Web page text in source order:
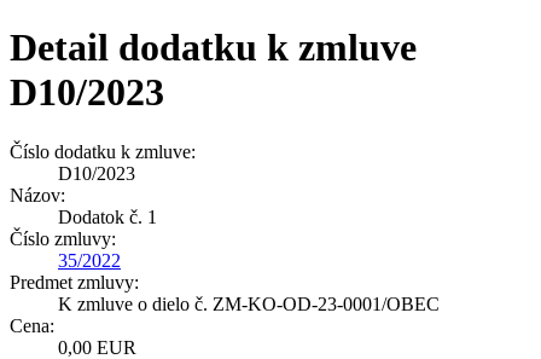
Detail dodatku k zmluve
D10/2023
Číslo dodatku k zmluve:
D10/2023
Názov:
Dodatok č. 1
Číslo zmluvy:
35/2022
Predmet zmluvy:
K zmluve o dielo č. ZM-KO-OD-23-0001/OBEC
Cena:
0,00 EUR